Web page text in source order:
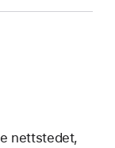
nettstedet,